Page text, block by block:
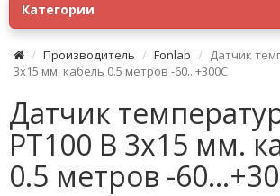
Категории
Производитель Fonlab
Датчик
3x15 мм. кабель 0.5 метров -60...+300C
Датчик
PT100 B 3x15 мм.
0.5 метров -